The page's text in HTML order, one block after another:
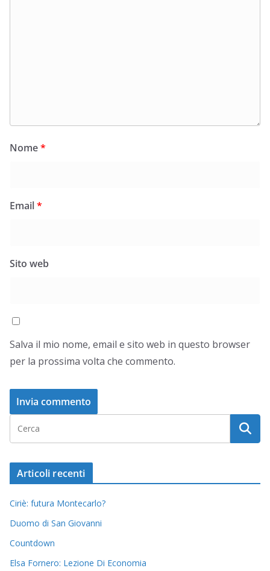
Nome*
Email*
Sito web
Salva il mio nome, email e sito web in questo browser
per la prossima volta che commento.
Articoli recenti
Ciriè: futura Montecarlo?
Duomo di San Giovanni
Countdown
Elsa Fornero: Lezione Di Economia